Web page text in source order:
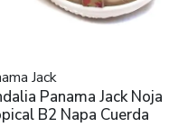
Jack
Panama Jack Noja
B2 Napa Cuerda